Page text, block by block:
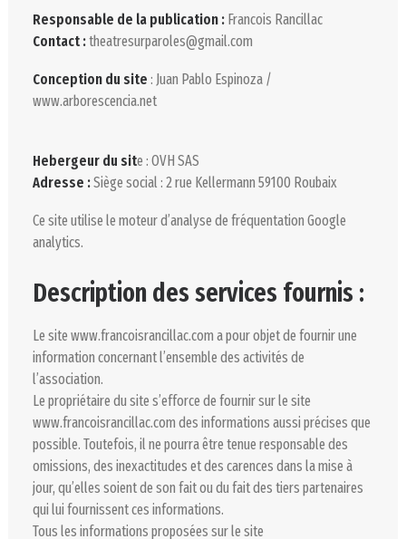
Responsable de la publication : Francois Rancillac
Contact :theatresurparoles@gmail.com
Conception du site : Juan Pablo Espinoza /
www.arborescencia.net
Hebergeur du site : OVH SAS
Adresse :Siège social : 2 rue Kellermann 59100 Roubaix
Ce site utilise le moteur d’analyse de fréquentation Google
analytics.
Description des services fournis :
Le site www.francoisrancillac.com a pour objet de fournir une
information concernant l’ensemble des activités de
l’association.
Le propriétaire du site s’efforce de fournir sur le site
www.francoisrancillac.com des informations aussi précises que
possible. Toutefois, il ne pourra être tenue responsable des
omissions, des inexactitudes et des carences dans la mise à
jour, qu’elles soient de son fait ou du fait des tiers partenaires
qui lui fournissent ces informations.
Tous les informations proposées sur le site